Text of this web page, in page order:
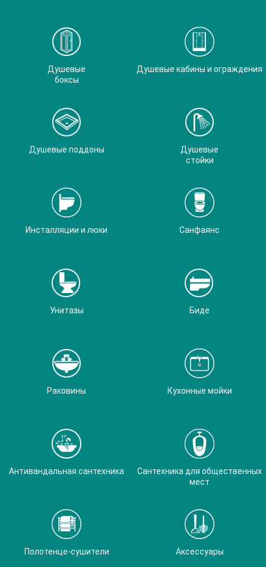
Душевые
боксы
Душевые кабины и ограждения
Душевые поддоны
Душевые
стойки
Инсталляции и люки Санфаянс
Унитазы Биде
Раковины Кухонные мойки
Антивандальная сантехника
Сантехника для общественных
мест
Полотенце-сушители Аксессуары